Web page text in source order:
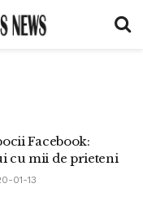
Facebook:
cu mii de prieteni
01-13